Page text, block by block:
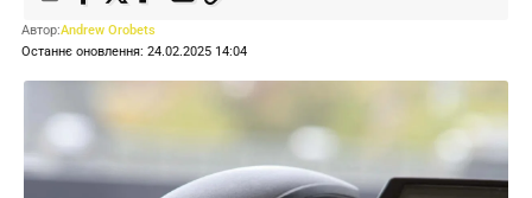
Останнє оновлення: 24.02.2025 14:04
Автор:Andrew Orobets